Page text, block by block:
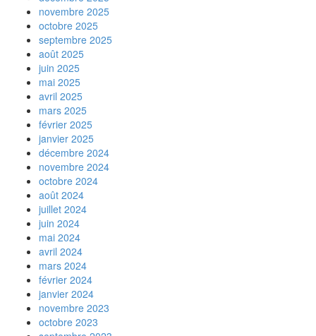
novembre 2025
octobre 2025
septembre 2025
août 2025
juin 2025
mai 2025
avril 2025
mars 2025
février 2025
janvier 2025
décembre 2024
novembre 2024
octobre 2024
août 2024
juillet 2024
juin 2024
mai 2024
avril 2024
mars 2024
février 2024
janvier 2024
novembre 2023
octobre 2023